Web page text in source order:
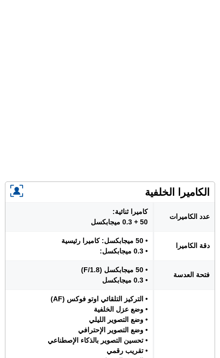
الكاميرا الخلفية
عدد الكاميرات
كاميرا ثنائية:
50 + 0.3 ميجابكسل
دقة الكاميرا
• 50 ميجابكسل: كاميرا رئيسية
• 0.3 ميجابكسل:
فتحة العدسة
• 50 ميجابكسل (F/1.8)
• 0.3 ميجابكسل
• التركيز التلقائي اوتو فوكس (AF)
• وضع عزل الخلفية
• وضع التصوير الليلي
• وضع التصوير الإحترافي
• تحسين التصوير بالذكاء الإصطناعي
• تقريب رقمي